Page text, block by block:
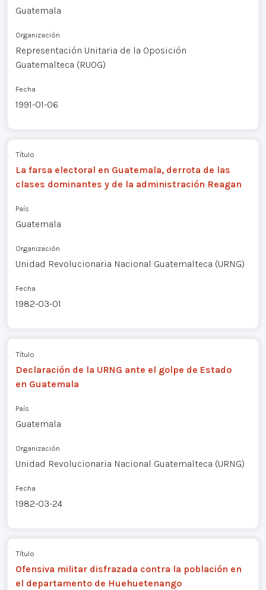
Guatemala
Organización
Representación Unitaria de la Oposición
Guatemalteca (RUOG)
Fecha
1991-01-06
Título
La farsa electoral en Guatemala, derrota de las
clases dominantes y de la administración Reagan
País
Guatemala
Organización
Unidad Revolucionaria Nacional Guatemalteca (URNG)
Fecha
1982-03-01
Título
Declaración de la URNG ante el golpe de Estado
en Guatemala
País
Guatemala
Organización
Unidad Revolucionaria Nacional Guatemalteca (URNG)
Fecha
1982-03-24
Título
Ofensiva militar disfrazada contra la población en
el departamento de Huehuetenango